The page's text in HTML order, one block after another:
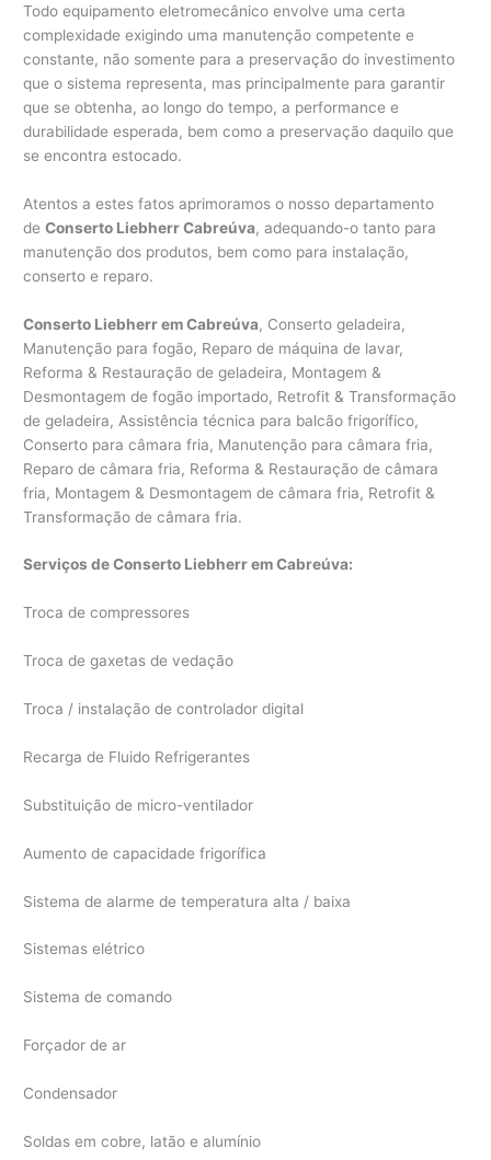
Todo equipamento eletromecânico envolve uma certa
complexidade exigindo uma manutenção competente e
constante, não somente para a preservação do investimento
que o sistema representa, mas principalmente para garantir
que se obtenha, ao longo do tempo, a performance e
durabilidade esperada, bem como a preservação daquilo que
se encontra estocado.
Atentos a estes fatos aprimoramos o nosso departamento
deConserto Liebherr Cabreúva, adequando-o tanto para
manutenção dos produtos, bem como para instalação,
conserto e reparo.
Conserto Liebherr em Cabreúva, Conserto geladeira,
Manutenção para fogão, Reparo de máquina de lavar,
Reforma & Restauração de geladeira, Montagem &
Desmontagem de fogão importado, Retrofit & Transformação
de geladeira, Assistência técnica para balcão frigorífico,
Conserto para câmara fria, Manutenção para câmara fria,
Reparo de câmara fria, Reforma & Restauração de câmara
fria, Montagem & Desmontagem de câmara fria, Retrofit &
Transformação de câmara fria.
Serviços de Conserto Liebherr em Cabreúva:
Troca de compressores
Troca de gaxetas de vedação
Troca / instalação de controlador digital
Recarga de Fluido Refrigerantes
Substituição de micro-ventilador
Aumento de capacidade frigorífica
Sistema de alarme de temperatura alta / baixa
Sistemas elétrico
Sistema de comando
Forçador de ar
Condensador
Soldas em cobre, latão e alumínio